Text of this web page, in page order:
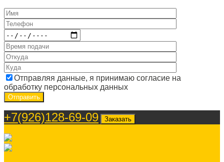
Отправляя данные, я принимаю согласие на
обработку персональных данных
+7(926)128-69-09 Заказать